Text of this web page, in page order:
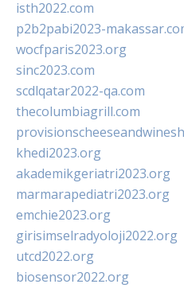
isth2022.com
p2b2pabi2023-
wocfparis2023.org
sinc2023.com
scdlqatar2022-qa.com
thecolumbiagrill.com
khedi2023.org
akademikgeriatri2023.org
marmarapediatri2023.org
emchie2023.org
girisimselradyoloji2022.org
utcd2022.org
biosensor2022.org